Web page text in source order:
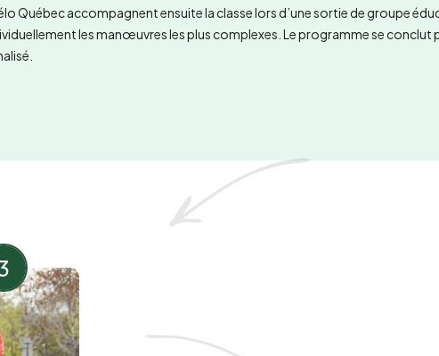
Québec accompagnent ensuite la classe lors d’une sortie de groupe
les manœuvres les plus complexes. Le programme se conclut